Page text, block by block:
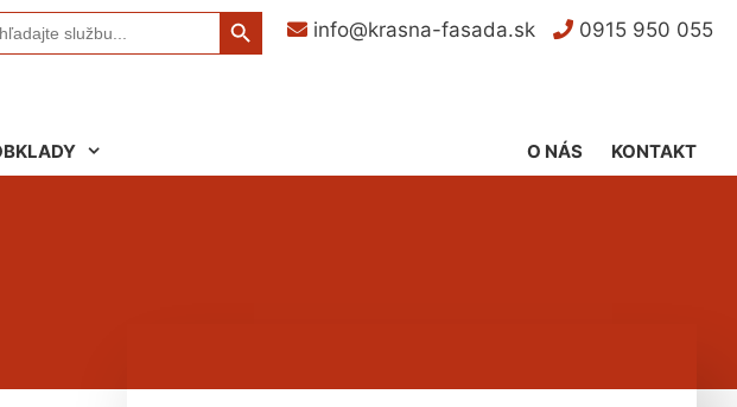
Search Button
info@krasna-fasada.sk
0915 950 055
KONTAKT
O NÁS